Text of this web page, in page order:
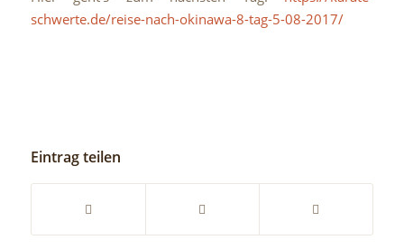
schwerte.de/reise-nach-okinawa-8-tag-5-08-2017/
Eintrag teilen